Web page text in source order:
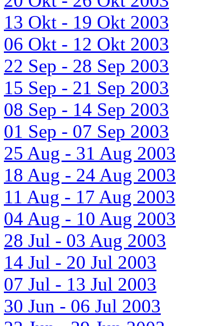
13 Okt - 19 Okt 2003
06 Okt - 12 Okt 2003
22 Sep - 28 Sep 2003
15 Sep - 21 Sep 2003
08 Sep - 14 Sep 2003
01 Sep - 07 Sep 2003
25 Aug - 31 Aug 2003
18 Aug - 24 Aug 2003
11 Aug - 17 Aug 2003
04 Aug - 10 Aug 2003
28 Jul - 03 Aug 2003
14 Jul - 20 Jul 2003
07 Jul - 13 Jul 2003
30 Jun - 06 Jul 2003